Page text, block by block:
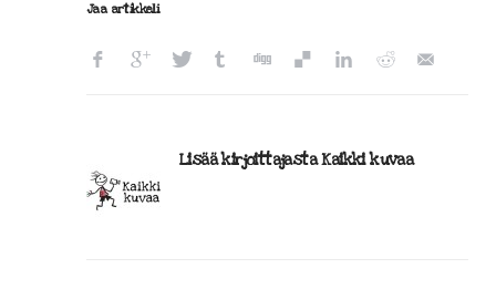
Jaa artikkeli
Lisää kirjoittajasta Kaikki kuvaa